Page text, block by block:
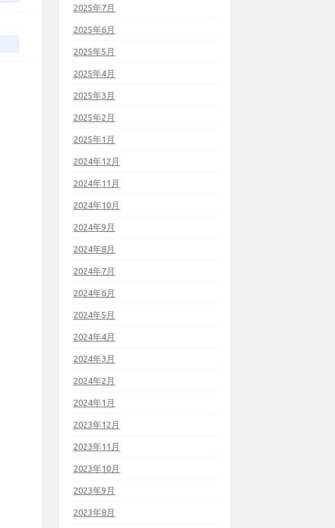
2025年7月
2025年6月
2025年5月
2025年4月
2025年3月
2025年2月
2025年1月
2024年12月
2024年11月
2024年10月
2024年9月
2024年8月
2024年7月
2024年6月
2024年5月
2024年4月
2024年3月
2024年2月
2024年1月
2023年12月
2023年11月
2023年10月
2023年9月
2023年8月